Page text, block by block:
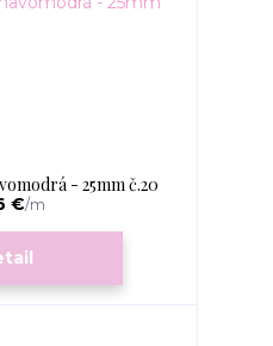
- 25mm č.20
€/m